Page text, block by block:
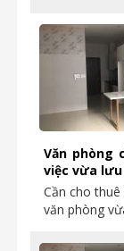
Văn phòng
việc vừa
Cần cho
văn phòng